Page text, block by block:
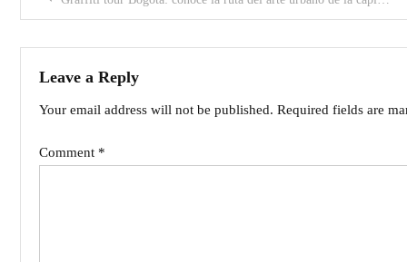
Leave a Reply
Your email address will not be published. Required fields are
Comment *